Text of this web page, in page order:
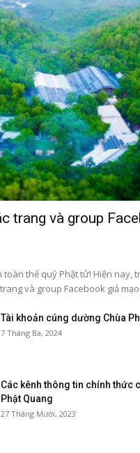
trang và group
toàn thể quý Phật tử! Hiện nay,
và group Facebook giả mạo
Tài khoản cúng dường Chùa
7 Tháng Ba, 2024
Các kênh thông tin chính thức
Phật Quang
27 Tháng Mười, 2023